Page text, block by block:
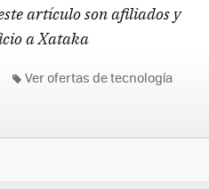
artículo son afiliados y
a Xataka
Ver ofertas de tecnología